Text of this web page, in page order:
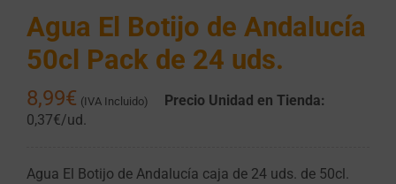
Agua El Botijo de Andalucía
50cl Pack de 24 uds.
8,99€ (IVA Incluido)
Precio Unidad en Tienda:
0,37€/ud.
Agua El Botijo de Andalucía caja de 24 uds. de 50cl.